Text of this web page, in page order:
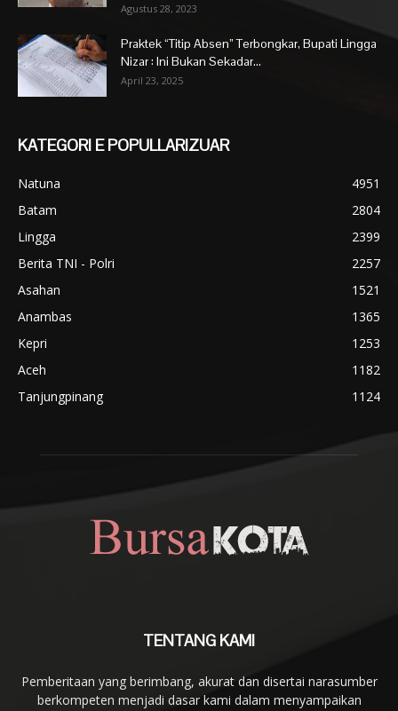
Agustus 28, 2023
Praktek “Titip Absen” Terbongkar, Bupati Lingga
Nizar : Ini Bukan Sekadar...
April 23, 2025
KATEGORI E POPULLARIZUAR
Natuna
4951
Batam
2804
Lingga
2399
Berita TNI - Polri
2257
Asahan
1521
Anambas
1365
Kepri
1253
Aceh
1182
Tanjungpinang
1124
TENTANG KAMI
Pemberitaan yang berimbang, akurat dan disertai narasumber
berkompeten menjadi dasar kami dalam menyampaikan